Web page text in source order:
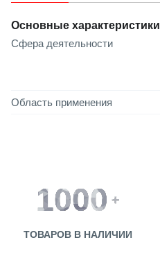
Основные характеристики
Сфера деятельности
Область применения
1000 +
ТОВАРОВ В НАЛИЧИИ